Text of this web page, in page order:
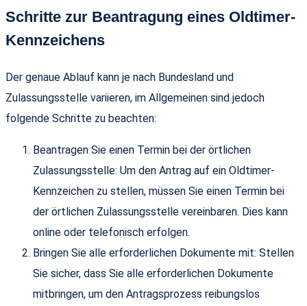
Schritte zur Beantragung eines Oldtimer-
Kennzeichens
Der genaue Ablauf kann je nach Bundesland und
Zulassungsstelle variieren, im Allgemeinen sind jedoch
folgende Schritte zu beachten:
Beantragen Sie einen Termin bei der örtlichen
Zulassungsstelle: Um den Antrag auf ein Oldtimer-
Kennzeichen zu stellen, müssen Sie einen Termin bei
der örtlichen Zulassungsstelle vereinbaren. Dies kann
online oder telefonisch erfolgen.
Bringen Sie alle erforderlichen Dokumente mit: Stellen
Sie sicher, dass Sie alle erforderlichen Dokumente
mitbringen, um den Antragsprozess reibungslos